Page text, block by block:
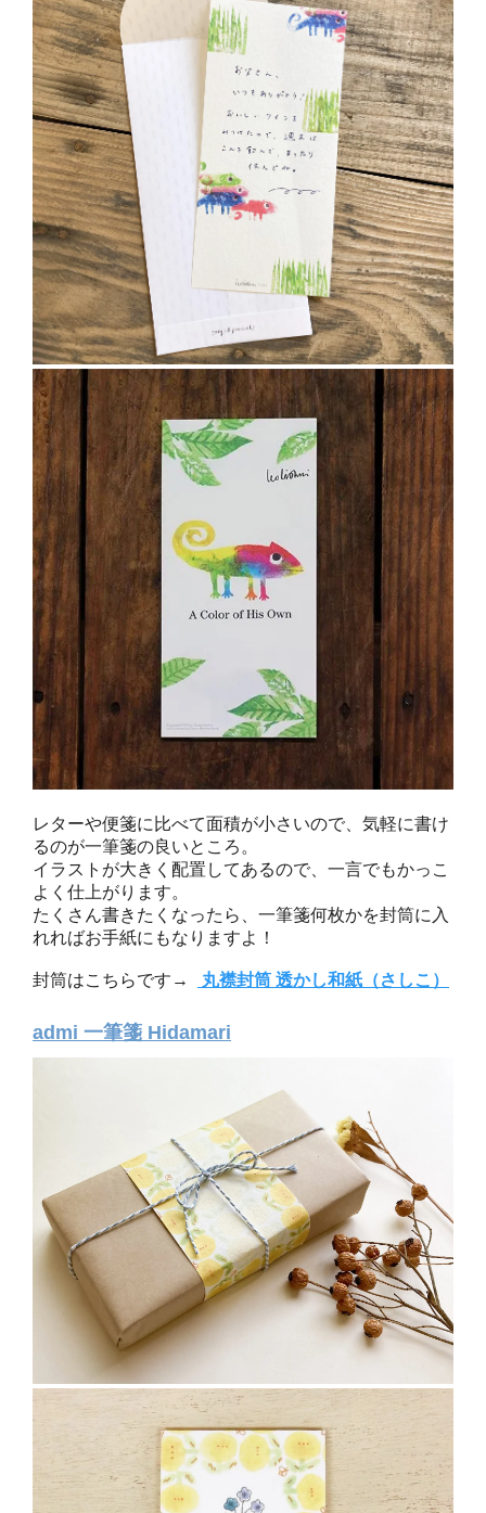
レターや便箋に比べて面積が小さいので、気軽に書け
るのが一筆箋の良いところ。
イラストが大きく配置してあるので、一言でもかっこ
よく仕上がります。
たくさん書きたくなったら、一筆箋何枚かを封筒に入
れればお手紙にもなりますよ！
封筒はこちらです→ 丸襟封筒 透かし和紙（さしこ）
admi 一筆箋 Hidamari